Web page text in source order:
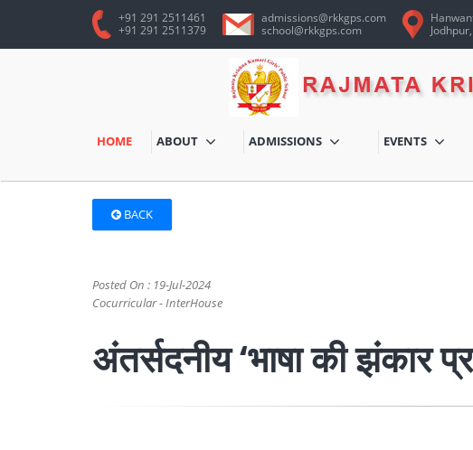
+91 291 2511461
+91 291 2511379
admissions@rkkgps.com
school@rkkgps.com
HOME ABOUT ADMISSIONS EVENTS
BACK
Posted On : 19-Jul-2024
Cocurricular - InterHouse
अंतर्सदनीय ‘भाषा की झंकार